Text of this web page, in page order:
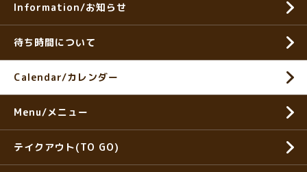
Information/お知らせ
待ち時間について
Calendar/カレンダー
Menu/メニュー
テイクアウト(TO GO)